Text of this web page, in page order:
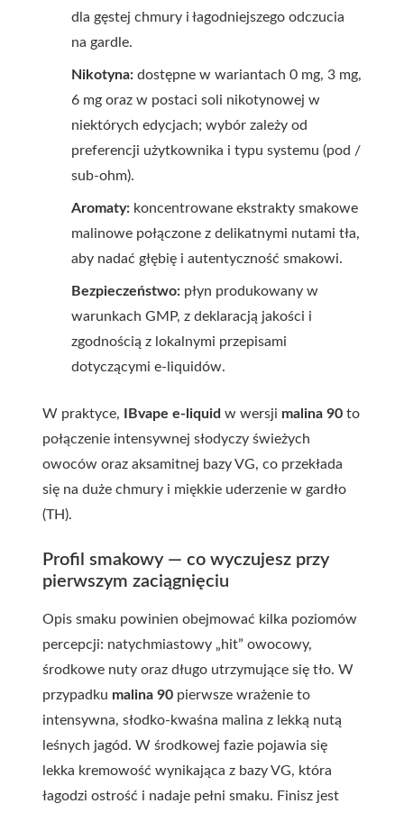
dla gęstej chmury i łagodniejszego odczucia
na gardle.
Nikotyna: dostępne w wariantach 0 mg, 3 mg,
6 mg oraz w postaci soli nikotynowej w
niektórych edycjach; wybór zależy od
preferencji użytkownika i typu systemu (pod /
sub-ohm).
Aromaty: koncentrowane ekstrakty smakowe
malinowe połączone z delikatnymi nutami tła,
aby nadać głębię i autentyczność smakowi.
Bezpieczeństwo: płyn produkowany w
warunkach GMP, z deklaracją jakości i
zgodnością z lokalnymi przepisami
dotyczącymi e-liquidów.
W praktyce, IBvape e-liquid w wersji malina 90 to
połączenie intensywnej słodyczy świeżych
owoców oraz aksamitnej bazy VG, co przekłada
się na duże chmury i miękkie uderzenie w gardło
(TH).
Profil smakowy — co wyczujesz przy
pierwszym zaciągnięciu
Opis smaku powinien obejmować kilka poziomów
percepcji: natychmiastowy „hit” owocowy,
środkowe nuty oraz długo utrzymujące się tło. W
przypadku malina 90 pierwsze wrażenie to
intensywna, słodko-kwaśna malina z lekką nutą
leśnych jagód. W środkowej fazie pojawia się
lekka kremowość wynikająca z bazy VG, która
łagodzi ostrość i nadaje pełni smaku. Finisz jest